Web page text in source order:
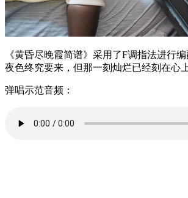
《黄昏尽晚霞简谱》采用了F调指法进行
夜色终究要来，但那一刻灿烂已经刻在心
弹唱示范音频：